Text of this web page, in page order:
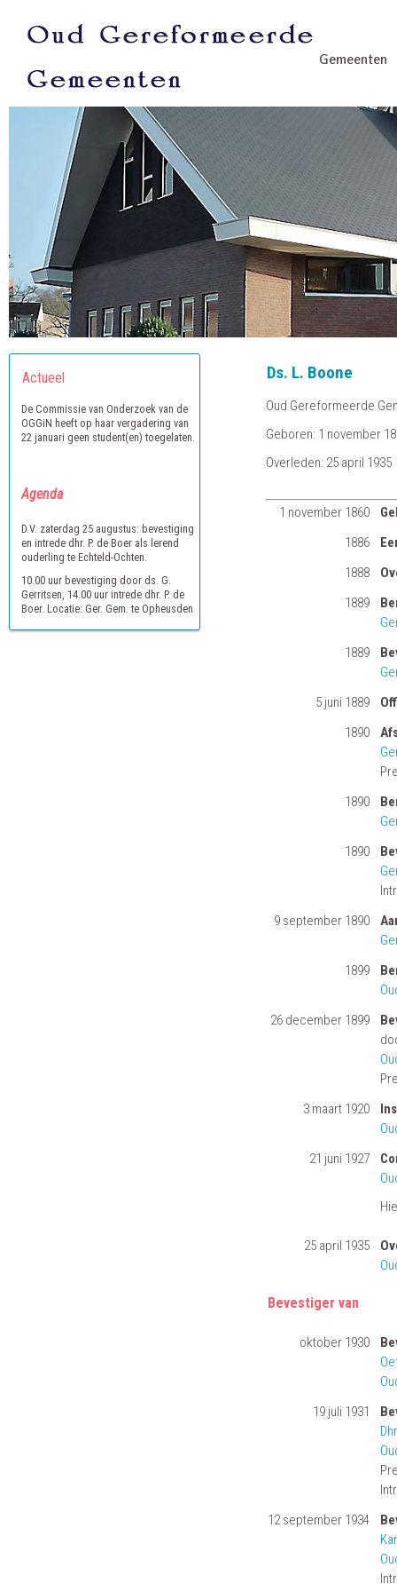
Gemeenten
Actueel
De Commissie van Onderzoek van de
OGGiN heeft op haar vergadering van
22 januari geen student(en) toegelaten.
Agenda
D.V. zaterdag 25 augustus: bevestiging
en intrede dhr. P. de Boer als lerend
ouderling te Echteld-Ochten.
10.00 uur bevestiging door ds. G.
Gerritsen, 14.00 uur intrede dhr. P. de
Boer. Locatie: Ger. Gem. te Opheusden
Ds. L. Boone
Oud Gereformeerde
Geboren: 1 november
Overleden: 25 april 1935
1 november 1860
1886
1888
1889
1889
5 juni 1889
1890
1890
1890
9 september 1890
1899
26 december 1899
3 maart 1920
21 juni 1927
25 april 1935
Bevestiger van
oktober 1930
19 juli 1931
12 september 1934